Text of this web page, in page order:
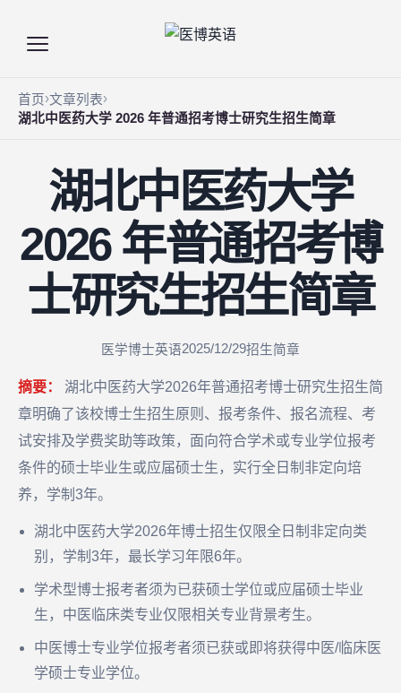
首页 文章列表
湖北中医药大学 2026 年普通招考博士研究生招生简章
湖北中医药大学
2026 年普通招考博
士研究生招生简章
医学博士英语2025/12/29招生简章
摘要：
湖北中医药大学2026年普通招考博士研究生招生简
章明确了该校博士生招生原则、报考条件、报名流程、考
试安排及学费奖助等政策，面向符合学术或专业学位报考
条件的硕士毕业生或应届硕士生，实行全日制非定向培
养，学制3年。
湖北中医药大学2026年博士招生仅限全日制非定向类
别，学制3年，最长学习年限6年。
学术型博士报考者须为已获硕士学位或应届硕士毕业
生，中医临床类专业仅限相关专业背景考生。
中医博士专业学位报考者须已获或即将获得中医/临床医
学硕士专业学位。